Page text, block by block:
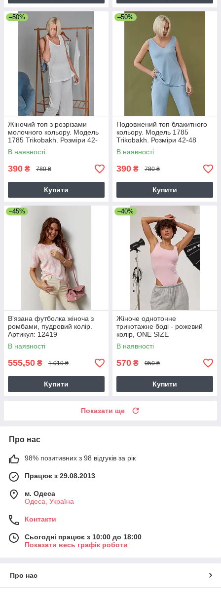
–50%
Жіночий топ з розрізами
молочного кольору. Модель
1785 Trikobakh. Розміри 42-
48
В наявності
390 ₴ 780 ₴
Купити
–50%
Подовжений топ блакитного
кольору. Модель 1785
Trikobakh. Розміри 42-48
В наявності
390 ₴ 780 ₴
Купити
–45%
В'язана футболка жіноча з
ромбами, пудровий колір.
Артикул: 12419
В наявності
555,50 ₴ 1 010 ₴
Купити
–40%
Жіноче однотонне
трикотажне боді - рожевий
колір, ONE SIZE
В наявності
570 ₴ 950 ₴
Купити
Показати ще
Про нас
98% позитивних з 98 відгуків за рік
Працює з 29.08.2013
м. Одеса
Одеса, Україна
Контакти
Сьогодні працює з 10:00 до 18:00
Показати весь графік роботи
Про нас